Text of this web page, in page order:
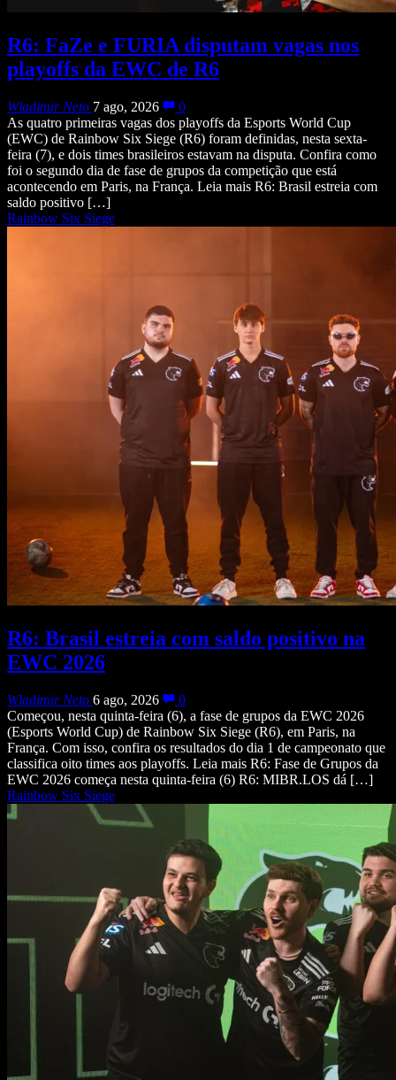
R6: FaZe e FURIA disputam vagas nos
playoffs da EWC de R6
Wladimir Neto 7 ago, 2026
0
As quatro primeiras vagas dos playoffs da Esports World Cup
(EWC) de Rainbow Six Siege (R6) foram definidas, nesta sexta-
feira (7), e dois times brasileiros estavam na disputa. Confira como
foi o segundo dia de fase de grupos da competição que está
acontecendo em Paris, na França. Leia mais R6: Brasil estreia com
saldo positivo […]
Rainbow Six Siege
R6: Brasil estreia com saldo positivo na
EWC 2026
Wladimir Neto 6 ago, 2026
0
Começou, nesta quinta-feira (6), a fase de grupos da EWC 2026
(Esports World Cup) de Rainbow Six Siege (R6), em Paris, na
França. Com isso, confira os resultados do dia 1 de campeonato que
classifica oito times aos playoffs. Leia mais R6: Fase de Grupos da
EWC 2026 começa nesta quinta-feira (6) R6: MIBR.LOS dá […]
Rainbow Six Siege